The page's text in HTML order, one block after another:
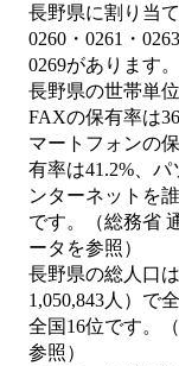
長野県に割り当
0260・0261・
0269があります。
長野県の世帯単
FAXの保有率は
マートフォンの
有率は41.2%、
ンターネットを
です。（総務省
ータを参照）
長野県の総人口は
1,050,843人）で
全国16位です。
参照）